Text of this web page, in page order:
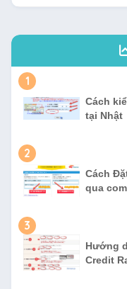
1
Cách
tại Nhật
2
Cách
qua
3
Hướng
Credit